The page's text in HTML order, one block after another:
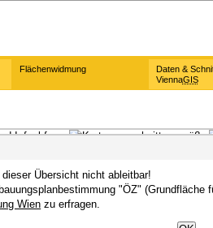
Flächenwidmung
Daten &
ViennaGIS
Übersicht nicht ableitbar!
"ÖZ"
Wien zu erfragen.